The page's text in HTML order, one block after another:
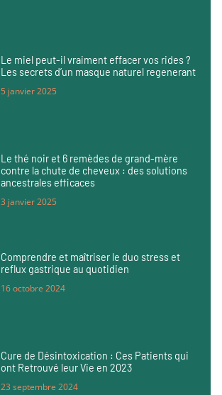
Le miel peut-il vraiment effacer vos rides ?
Les secrets d’un masque naturel regenerant
5 janvier 2025
Le thé noir et 6 remèdes de grand-mère
contre la chute de cheveux : des solutions
ancestrales efficaces
3 janvier 2025
Comprendre et maîtriser le duo stress et
reflux gastrique au quotidien
16 octobre 2024
Cure de Désintoxication : Ces Patients qui
ont Retrouvé leur Vie en 2023
23 septembre 2024